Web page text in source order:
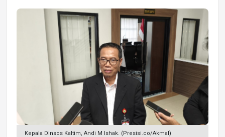
Kepala Dinsos Kaltim, Andi M Ishak. (Presisi.co/Akmal)